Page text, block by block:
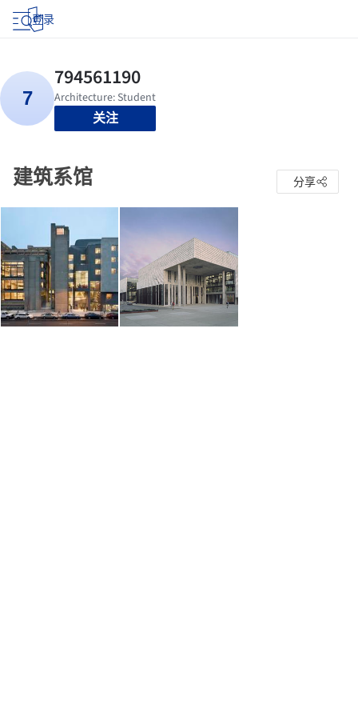
登录
关注
建筑系馆 分享